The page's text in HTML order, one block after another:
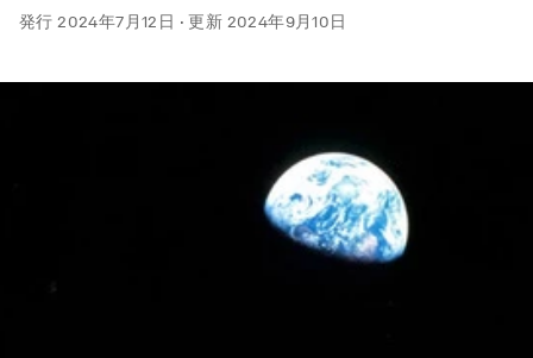
発行2024年7月12日 ·更新 2024年9月10日